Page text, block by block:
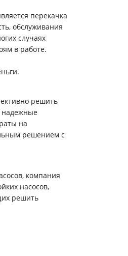
перекачка
обслуживания
случаях
в работе.
решить
надежные
на
решением с
компания
насосов,
решить